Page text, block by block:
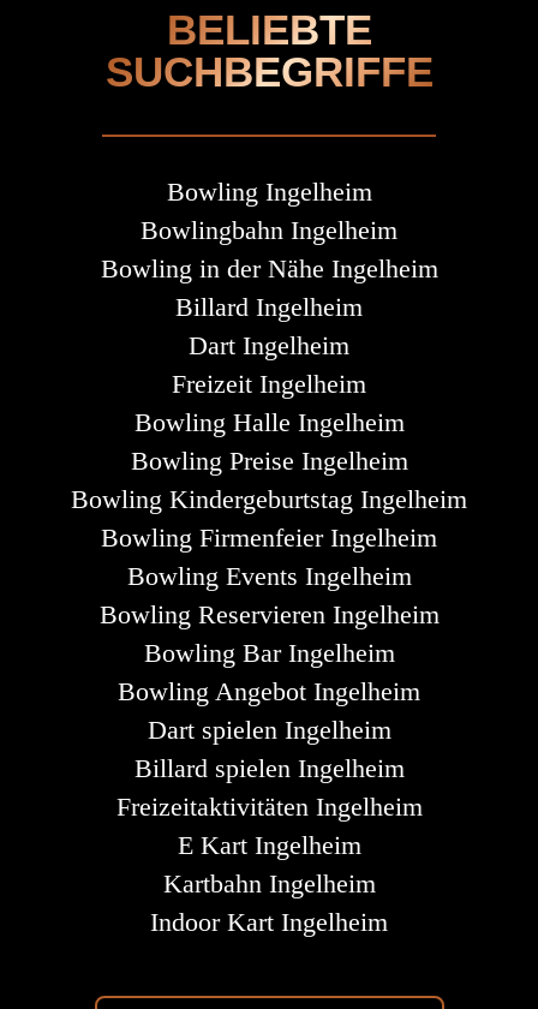
BELIEBTE
SUCHBEGRIFFE
Bowling Ingelheim
Bowlingbahn Ingelheim
Bowling in der Nähe Ingelheim
Billard Ingelheim
Dart Ingelheim
Freizeit Ingelheim
Bowling Halle Ingelheim
Bowling Preise Ingelheim
Bowling Kindergeburtstag Ingelheim
Bowling Firmenfeier Ingelheim
Bowling Events Ingelheim
Bowling Reservieren Ingelheim
Bowling Bar Ingelheim
Bowling Angebot Ingelheim
Dart spielen Ingelheim
Billard spielen Ingelheim
Freizeitaktivitäten Ingelheim
E Kart Ingelheim
Kartbahn Ingelheim
Indoor Kart Ingelheim